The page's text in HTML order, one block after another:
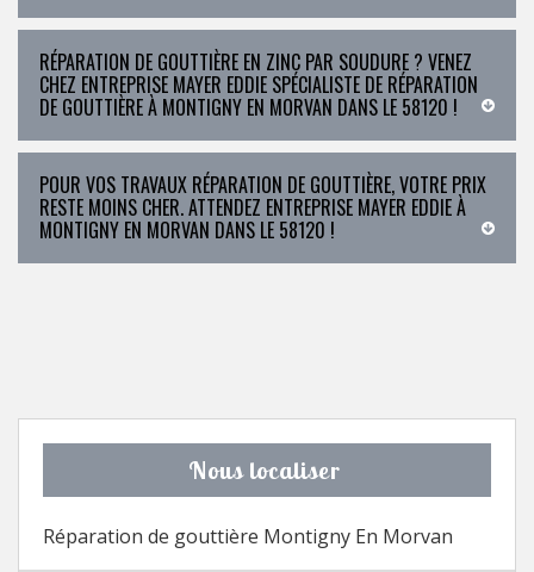
RÉPARATION DE GOUTTIÈRE EN ZINC PAR SOUDURE ? VENEZ
CHEZ ENTREPRISE MAYER EDDIE SPÉCIALISTE DE RÉPARATION
DE GOUTTIÈRE À MONTIGNY EN MORVAN DANS LE 58120 !
POUR VOS TRAVAUX RÉPARATION DE GOUTTIÈRE, VOTRE PRIX
RESTE MOINS CHER. ATTENDEZ ENTREPRISE MAYER EDDIE À
MONTIGNY EN MORVAN DANS LE 58120 !
Nous localiser
Réparation de gouttière Montigny En Morvan